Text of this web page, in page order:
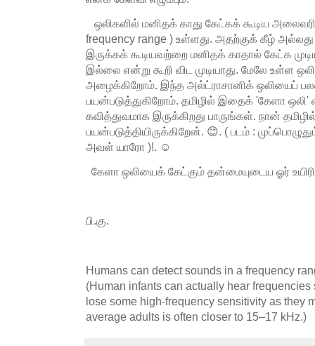
ஒலிகளில் மனிதக் காது கேட்கக் கூடிய
frequency range ) உள்ளது. அதற்குக் கீழ் அல்லது
இருக்கக் கூடியவற்றை மனிதக் காதால் கேட்க
இல்லை என்று கூறி விட முடியாது. மேலே உள்ள
அழைக்கிறோம். இந்த அல்ட்ராசானிக் ஒலியைப்
பயன்படுத்துகிறோம். தமிழில் இதைக் 'கேளா
கவித்துவமாக இருக்கிறது பாருங்கள். நான்
பயன்படுத்தியிருக்கிறேன். 😊. ( படம் :
அவள் யாரோ )!. ☺
கேளா ஒலியைக் கேட்கும் தன்மையுடைய ஓர்
பி.கு.
Humans can detect sounds in a frequency
(Human infants can actually hear
lose some high-frequency sensitivity as they
average adults is often closer to 15–17 kHz.)